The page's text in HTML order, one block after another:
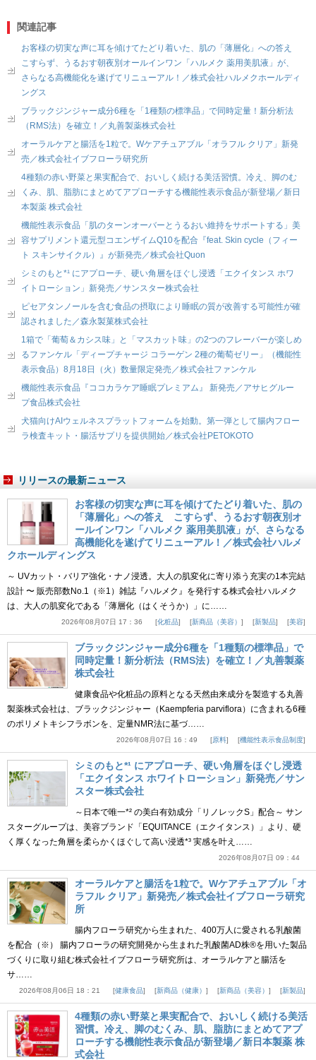
関連記事
お客様の切実な声に耳を傾けてたどり着いた、肌の「薄層化」への答え
こすらず、うるおす朝夜別オールインワン「ハルメク 薬用美肌液」が、
さらなる高機能化を遂げてリニューアル！／株式会社ハルメクホールディ
ングス
ブラックジンジャー成分6種を「1種類の標準品」で同時定量！新分析法
（RMS法）を確立！／丸善製薬株式会社
オーラルケアと腸活を1粒で。Wケアチュアブル「オラフル クリア」新発
売／株式会社イブフローラ研究所
4種類の赤い野菜と果実配合で、おいしく続ける美活習慣。冷え、脚のむ
くみ、肌、脂肪にまとめてアプローチする機能性表示食品が新登場／新日
本製薬 株式会社
機能性表示食品「肌のターンオーバーとうるおい維持をサポートする」美
容サプリメント還元型コエンザイムQ10を配合『feat. Skin cycle（フィー
ト スキンサイクル）』が新発売／株式会社Quon
シミのもと*¹ にアプローチ、硬い角層をほぐし浸透「エクイタンス ホワ
イトローション」新発売／サンスター株式会社
ピセアタンノールを含む食品の摂取により睡眠の質が改善する可能性が確
認されました／森永製菓株式会社
1箱で「葡萄＆カシス味」と「マスカット味」の2つのフレーバーが楽しめ
るファンケル「ディープチャージ コラーゲン 2種の葡萄ゼリー」（機能性
表示食品）8月18日（火）数量限定発売／株式会社ファンケル
機能性表示食品『ココカラケア睡眠プレミアム』 新発売／アサヒグルー
プ食品株式会社
犬猫向けAIウェルネスプラットフォームを始動。第一弾として腸内フロー
ラ検査キット・腸活サプリを提供開始／株式会社PETOKOTO
リリースの最新ニュース
お客様の切実な声に耳を傾けてたどり着いた、肌の
「薄層化」への答え こすらず、うるおす朝夜別オ
ールインワン「ハルメク 薬用美肌液」が、さらなる
高機能化を遂げてリニューアル！／株式会社ハルメ
クホールディングス
～ UVカット・バリア強化・ナノ浸透。大人の肌変化に寄り添う充実の1本完結
設計 〜 販売部数No.1（※1）雑誌『ハルメク』を発行する株式会社ハルメク
は、大人の肌変化である「薄層化（はくそうか）」に……
2026年08月07日 17：36 化粧品 新商品（美容） 新製品 美容
ブラックジンジャー成分6種を「1種類の標準品」で
同時定量！新分析法（RMS法）を確立！／丸善製薬
株式会社
健康食品や化粧品の原料となる天然由来成分を製造する丸善
製薬株式会社は、ブラックジンジャー（Kaempferia parviflora）に含まれる6種
のポリメトキシフラボンを、定量NMR法に基づ……
2026年08月07日 16：49 原料 機能性表示食品制度
シミのもと*¹ にアプローチ、硬い角層をほぐし浸透
「エクイタンス ホワイトローション」新発売／サン
スター株式会社
～日本で唯一*² の美白有効成分「リノレックS」配合～ サン
スターグループは、美容ブランド「EQUITANCE（エクイタンス）」より、硬
く厚くなった角層を柔らかくほぐして高い浸透*³ 実感を叶え……
2026年08月07日 09：44
オーラルケアと腸活を1粒で。Wケアチュアブル「オ
ラフル クリア」新発売／株式会社イブフローラ研究
所
腸内フローラ研究から生まれた、400万人に愛される乳酸菌
を配合（※） 腸内フローラの研究開発から生まれた乳酸菌AD株®を用いた製品
づくりに取り組む株式会社イブフローラ研究所は、オーラルケアと腸活を
サ……
2026年08月06日 18：21 健康食品 新商品（健康） 新商品（美容） 新製品
4種類の赤い野菜と果実配合で、おいしく続ける美活
習慣。冷え、脚のむくみ、肌、脂肪にまとめてアプ
ローチする機能性表示食品が新登場／新日本製薬 株
式会社